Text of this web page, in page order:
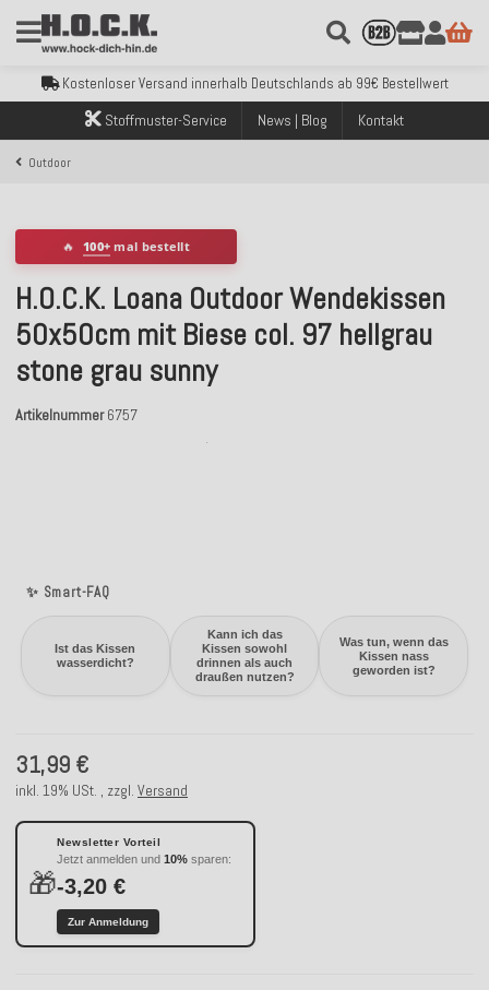
Kostenloser Versand innerhalb Deutschlands ab 99€ Bestellwert
Über 120.000 erfolgreich versendete Bestellungen
Kostenloser Versand innerhalb Deutschlands ab 99€ Bestellwert
Über 120.000 erfolgreich versendete Bestellungen
Sicher bezahlen mit Klarna, PayPal & Amazon Pay
Kostenloser Versand innerhalb Deutschlands ab 99€ Bestellwert
Stoffmuster-Service News | Blog Kontakt
Outdoor
✨ Smart-FAQ
Ist das Kissen
wasserdicht?
Kann ich das
Kissen sowohl
drinnen als auch
draußen nutzen?
Was tun, wenn das
Kissen nass
geworden ist?
🔥 100+ mal bestellt
H.O.C.K. Loana Outdoor Wendekissen
50x50cm mit Biese col. 97 hellgrau
stone grau sunny
Artikelnummer 6757
31,99 €
inkl. 19% USt. , zzgl. Versand
🎁
Newsletter Vorteil
Jetzt anmelden und 10% sparen:
-3,20 €
Zur Anmeldung